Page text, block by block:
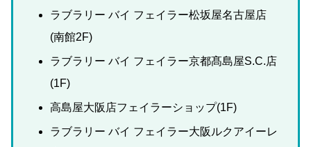
ラブラリー バイ フェイラー松坂屋名古屋店
(南館2F)
ラブラリー バイ フェイラー京都髙島屋S.C.店
(1F)
高島屋大阪店フェイラーショップ(1F)
ラブラリー バイ フェイラー大阪ルクアイーレ